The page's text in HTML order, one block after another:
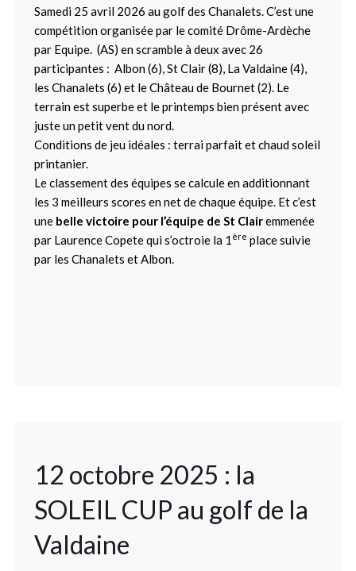
Samedi 25 avril 2026 au golf des Chanalets. C’est une
compétition organisée par le comité Drôme-Ardèche
par Equipe. (AS) en scramble à deux avec 26
participantes : Albon (6), St Clair (8), La Valdaine (4),
les Chanalets (6) et le Château de Bournet (2). Le
terrain est superbe et le printemps bien présent avec
juste un petit vent du nord.
Conditions de jeu idéales : terrai parfait et chaud soleil
printanier.
Le classement des équipes se calcule en additionnant
les 3 meilleurs scores en net de chaque équipe. Et c’est
une belle victoire pour l’équipe de St Clairemmenée
par Laurence Copete qui s’octroie la 1 ère place suivie
par les Chanalets et Albon.
12 octobre 2025 : la
SOLEIL CUP au golf de la
Valdaine